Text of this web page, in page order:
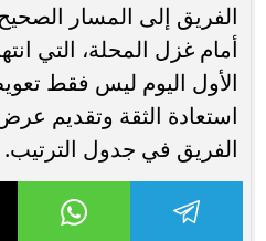
الفريق إلى المسار
أمام غزل المحلة، التي
الأول اليوم ليس فقط
استعادة الثقة وتقديم
الفريق في جدول الترتيب.